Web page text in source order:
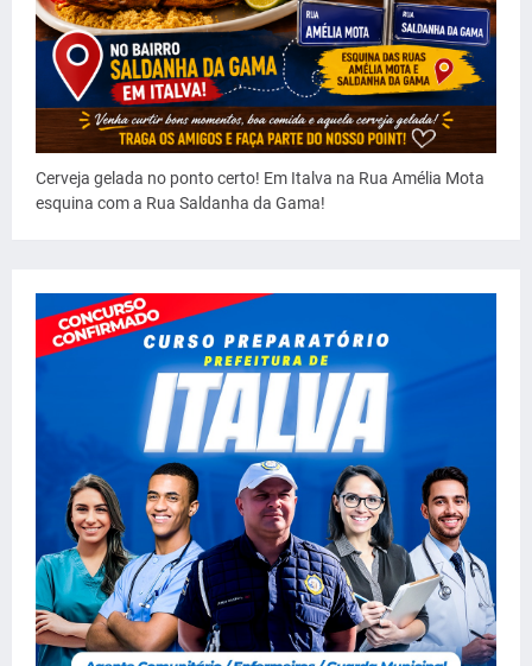
Cerveja gelada no ponto certo! Em Italva na Rua Amélia Mota
esquina com a Rua Saldanha da Gama!